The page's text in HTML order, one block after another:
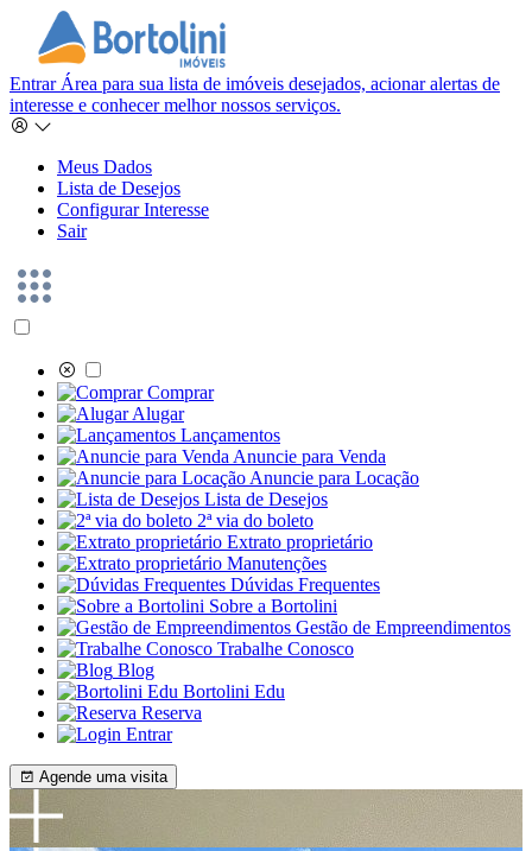
Entrar Área para sua lista de imóveis desejados, acionar alertas de
interesse e conhecer melhor nossos serviços.
Meus Dados
Lista de Desejos
Configurar Interesse
Sair
Comprar
Alugar
Lançamentos
Anuncie para Venda
Anuncie para Locação
Lista de Desejos
2ª via do boleto
Extrato proprietário
Manutenções
Dúvidas Frequentes
Sobre a Bortolini
Gestão de Empreendimentos
Trabalhe Conosco
Blog
Bortolini Edu
Reserva
Entrar
Agende uma visita